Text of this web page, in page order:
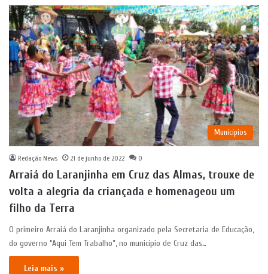
Municípios
Redação News 21 de junho de 2022 0
Arraiá do Laranjinha em Cruz das Almas, trouxe de
volta a alegria da criançada e homenageou um
filho da Terra
O primeiro Arraiá do Laranjinha organizado pela Secretaria de Educação,
do governo “Aqui Tem Trabalho”, no município de Cruz das…
Leia mais »